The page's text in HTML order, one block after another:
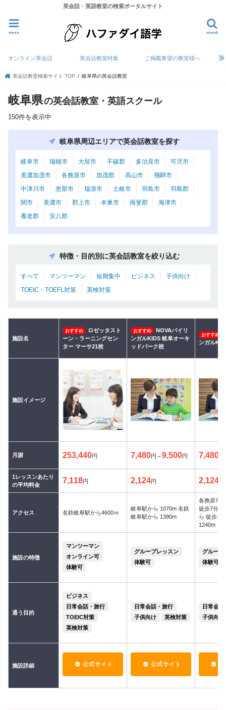
英会話・英語教室の検索ポータルサイト
search
menu
オンライン英会話 英会話教室特集 ご掲載希望の教室様へ
英会話教室検索サイト TOP 岐阜県の英会話教室
岐阜県の英会話教室・英語スクール
150件を表示中
岐阜県周辺エリアで英会話教室を探す
岐阜市 瑞穂市 大垣市 不破郡 多治見市
可児市
美濃加茂市
各務原市 加茂郡 高山市
飛騨市
中津川市
恵那市 瑞浪市 土岐市 羽島市
羽島郡
関市
美濃市 郡上市 本巣市 揖斐郡
海津市
養老郡
安八郡
特徴・目的別に英会話教室を絞り込む
すべて マンツーマン 短期集中 ビジネス
子供向け
TOEIC・TOEFL対策
英検対策
施設名
おすすめ
ロゼッタスト
ーン・ラーニングセン
ター マーサ21校
おすすめ
NOVAバイリ
ンガルKIDS 岐阜オーキ
ッドパーク校
おすすめ
ンガル
施設イメージ
月謝 253,440円 7,480円～9,500円 7,480
1レッスンあたり
の平均料金
7,118円 2,124円 2,124
アクセス 名鉄岐阜駅から4600ｍ
岐阜駅から 1070m 名鉄
岐阜駅から 1390m
各務原市
徒歩7分
ら 徒歩10
1240m
施設の特徴
マンツーマン
オンライン可
体験可
グループレッスン
体験可
グループ
体験可
通う目的
ビジネス
日常会話・旅行
TOEIC対策
英検対策
日常会話・旅行
子供向け
英検対策
日常会
子供向け
施設詳細 公式サイト 公式サイト